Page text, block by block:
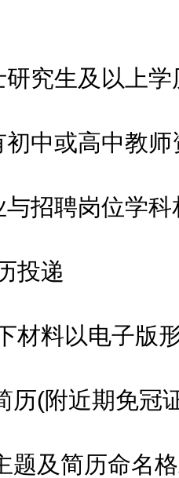
生及以上学
或高中教师
招聘岗位学科
递
料以电子版形
(附近期免冠
及简历命名格